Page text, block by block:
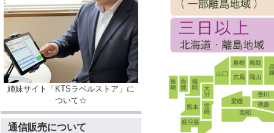
姉妹サイト「KTSラベルストア」に
ついて☆
通信販売について